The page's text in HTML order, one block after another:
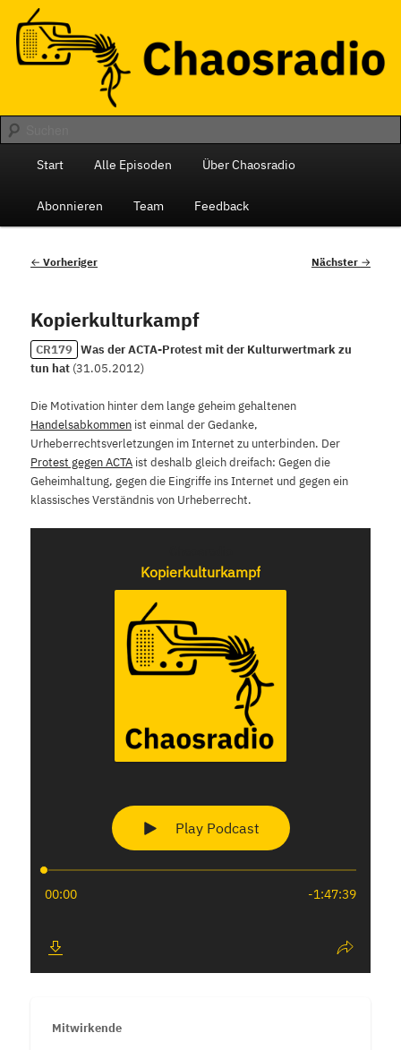
primären
Inhalt
springenChaosradio
Das monatliche Radio des Chaos Computer Club Berlin
Start Alle Episoden Über Chaosradio
Abonnieren Team Feedback
Beitragsnavigation
← Vorheriger Nächster →
Kopierkulturkampf
CR179 Was der ACTA-Protest mit der Kulturwertmark zu
tun hat (31.05.2012)
Die Motivation hinter dem lange geheim gehaltenen
Handelsabkommen ist einmal der Gedanke,
Urheberrechtsverletzungen im Internet zu unterbinden. Der
Protest gegen ACTA ist deshalb gleich dreifach: Gegen die
Geheimhaltung, gegen die Eingriffe ins Internet und gegen ein
klassisches Verständnis von Urheberrecht.
Mitwirkende